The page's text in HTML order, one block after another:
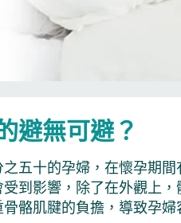
避無可避？
五十的孕婦，在懷孕期
到影響，除了在外觀上
骼肌腱的負擔，導致孕